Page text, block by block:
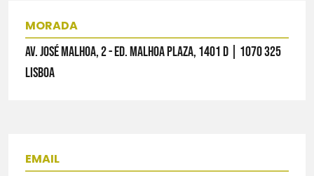
MORADA
AV. JOSÉ MALHOA, 2 - ED. MALHOA PLAZA, 1401 D | 1070 325
LISBOA
EMAIL